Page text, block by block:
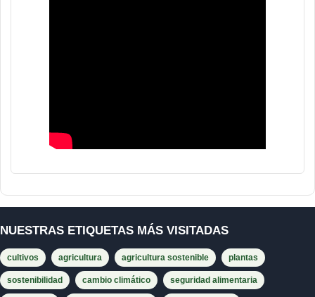
NUESTRAS ETIQUETAS MÁS VISITADAS
cultivos agricultura agricultura sostenible plantas
sostenibilidad cambio climático seguridad alimentaria